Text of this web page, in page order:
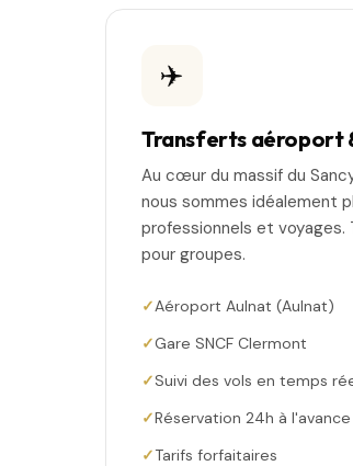
✈️
Transferts aéroport
Au cœur du massif du
nous sommes idéalement
professionnels et voyages.
pour groupes.
Aéroport Aulnat (Aulnat)
Gare SNCF Clermont
Suivi des vols en temps
Réservation 24h à
Tarifs forfaitaires